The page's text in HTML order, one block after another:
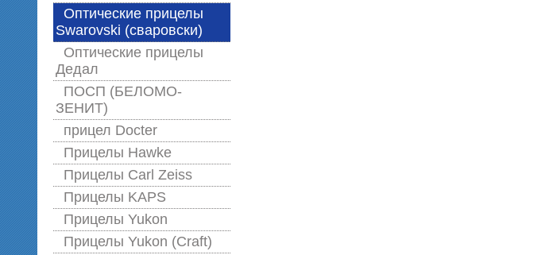
Оптические прицелы
Swarovski (сваровски)
Оптические прицелы
Дедал
ПОСП (БЕЛОМО-
ЗЕНИТ)
прицел Docter
Прицелы Hawke
Прицелы Carl Zeiss
Прицелы KAPS
Прицелы Yukon
Прицелы Yukon (Craft)